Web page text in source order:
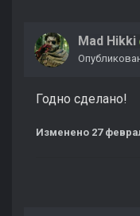
Mad Hikki
Годно сделано!
Изменено 27